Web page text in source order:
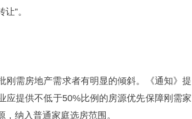
”。
刚需房地产需求者有明显的倾斜。《通知》提
应提供不低于50%比例的房源优先保障刚需家
纳入普通家庭选房范围。